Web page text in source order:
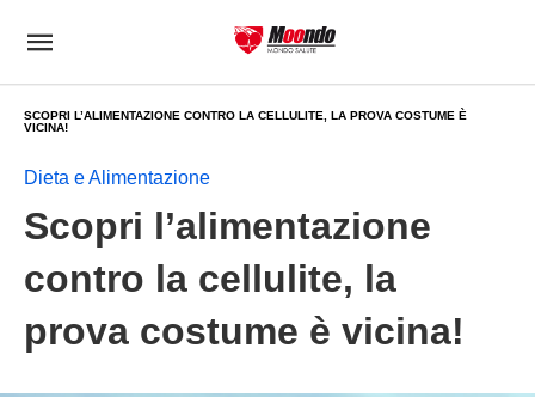
SCOPRI L’ALIMENTAZIONE CONTRO LA CELLULITE, LA PROVA COSTUME È
VICINA!
Dieta e Alimentazione
Scopri l’alimentazione
contro la cellulite, la
prova costume è vicina!